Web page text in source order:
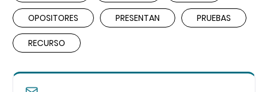
OPOSITORES PRESENTAN PRUEBAS
RECURSO